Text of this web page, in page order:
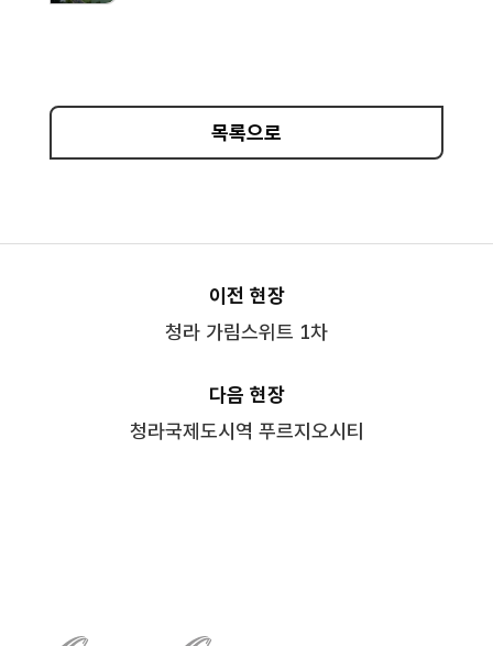
목록으로
이전 현장
청라 가림스위트 1차
다음 현장
청라국제도시역 푸르지오시티